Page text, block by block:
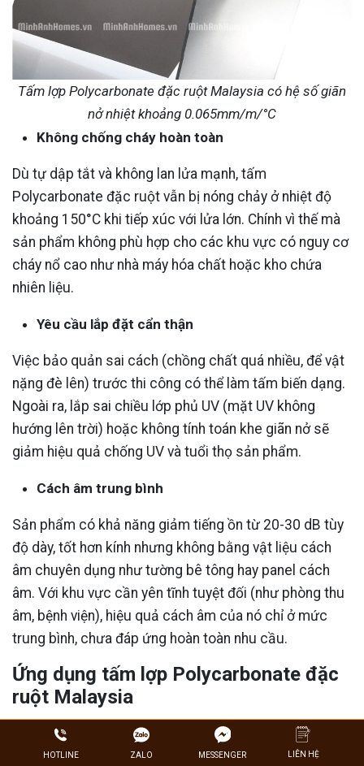
Tấm lợp Polycarbonate đặc ruột Malaysia có hệ số giãn
nở nhiệt khoảng 0.065mm/m/°C
Không chống cháy hoàn toàn
Dù tự dập tắt và không lan lửa mạnh, tấm
Polycarbonate đặc ruột vẫn bị nóng chảy ở nhiệt độ
khoảng 150°C khi tiếp xúc với lửa lớn. Chính vì thế mà
sản phẩm không phù hợp cho các khu vực có nguy cơ
cháy nổ cao như nhà máy hóa chất hoặc kho chứa
nhiên liệu.
Yêu cầu lắp đặt cẩn thận
Việc bảo quản sai cách (chồng chất quá nhiều, để vật
nặng đè lên) trước thi công có thể làm tấm biến dạng.
Ngoài ra, lắp sai chiều lớp phủ UV (mặt UV không
hướng lên trời) hoặc không tính toán khe giãn nở sẽ
giảm hiệu quả chống UV và tuổi thọ sản phẩm.
Cách âm trung bình
Sản phẩm có khả năng giảm tiếng ồn từ 20-30 dB tùy
độ dày, tốt hơn kính nhưng không bằng vật liệu cách
âm chuyên dụng như tường bê tông hay panel cách
âm. Với khu vực cần yên tĩnh tuyệt đối (như phòng thu
âm, bệnh viện), hiệu quả cách âm của nó chỉ ở mức
trung bình, chưa đáp ứng hoàn toàn nhu cầu.
Ứng dụng tấm lợp Polycarbonate đặc
ruột Malaysia
Tấm lợp Polycarbonate đặc ruột Malaysia được ứng
dụng rộng rãi trong nhiều lĩnh vực nhờ các đặc tính
HOTLINE ZALO MESSENGER LIÊN HỆ